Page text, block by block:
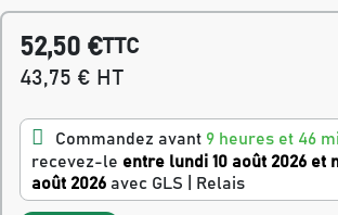
52,50 €TTC
43,75 € HT
Commandez avant 9 heures et 46
recevez-le entre lundi 10 août 2026 et
août 2026 avec GLS | Relais